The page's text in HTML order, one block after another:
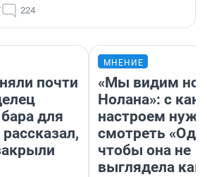
224
почти
для
МНЕНИЕ
«Мы видим
Нолана»: с
настроем
смотреть
чтобы она не
выглядела как